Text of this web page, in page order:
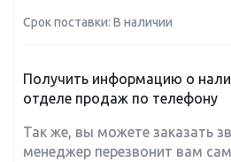
Срок поставки: В наличии
Получить информацию о
отделе продаж по телефону
Так же, вы можете заказать
менеджер перезвонит вам